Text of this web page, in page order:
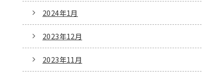
2024年1月
2023年12月
2023年11月